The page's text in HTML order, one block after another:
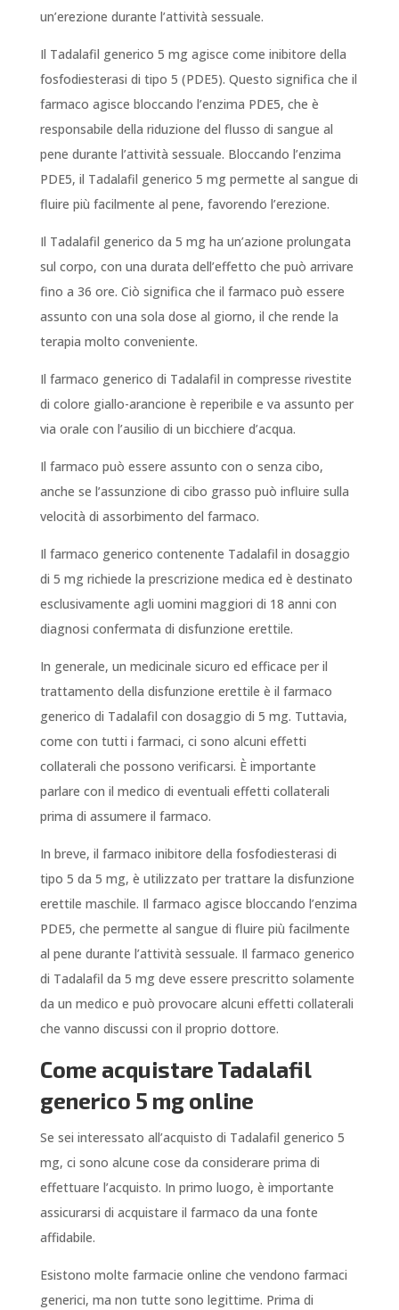
un’erezione durante l’attività sessuale.
Il Tadalafil generico 5 mg agisce come inibitore della
fosfodiesterasi di tipo 5 (PDE5). Questo significa che il
farmaco agisce bloccando l’enzima PDE5, che è
responsabile della riduzione del flusso di sangue al
pene durante l’attività sessuale. Bloccando l’enzima
PDE5, il Tadalafil generico 5 mg permette al sangue di
fluire più facilmente al pene, favorendo l’erezione.
Il Tadalafil generico da 5 mg ha un’azione prolungata
sul corpo, con una durata dell’effetto che può arrivare
fino a 36 ore. Ciò significa che il farmaco può essere
assunto con una sola dose al giorno, il che rende la
terapia molto conveniente.
Il farmaco generico di Tadalafil in compresse rivestite
di colore giallo-arancione è reperibile e va assunto per
via orale con l’ausilio di un bicchiere d’acqua.
Il farmaco può essere assunto con o senza cibo,
anche se l’assunzione di cibo grasso può influire sulla
velocità di assorbimento del farmaco.
Il farmaco generico contenente Tadalafil in dosaggio
di 5 mg richiede la prescrizione medica ed è destinato
esclusivamente agli uomini maggiori di 18 anni con
diagnosi confermata di disfunzione erettile.
In generale, un medicinale sicuro ed efficace per il
trattamento della disfunzione erettile è il farmaco
generico di Tadalafil con dosaggio di 5 mg. Tuttavia,
come con tutti i farmaci, ci sono alcuni effetti
collaterali che possono verificarsi. È importante
parlare con il medico di eventuali effetti collaterali
prima di assumere il farmaco.
In breve, il farmaco inibitore della fosfodiesterasi di
tipo 5 da 5 mg, è utilizzato per trattare la disfunzione
erettile maschile. Il farmaco agisce bloccando l’enzima
PDE5, che permette al sangue di fluire più facilmente
al pene durante l’attività sessuale. Il farmaco generico
di Tadalafil da 5 mg deve essere prescritto solamente
da un medico e può provocare alcuni effetti collaterali
che vanno discussi con il proprio dottore.
Come acquistare Tadalafil
generico 5 mg online
Se sei interessato all’acquisto di Tadalafil generico 5
mg, ci sono alcune cose da considerare prima di
effettuare l’acquisto. In primo luogo, è importante
assicurarsi di acquistare il farmaco da una fonte
affidabile.
Esistono molte farmacie online che vendono farmaci
generici, ma non tutte sono legittime. Prima di